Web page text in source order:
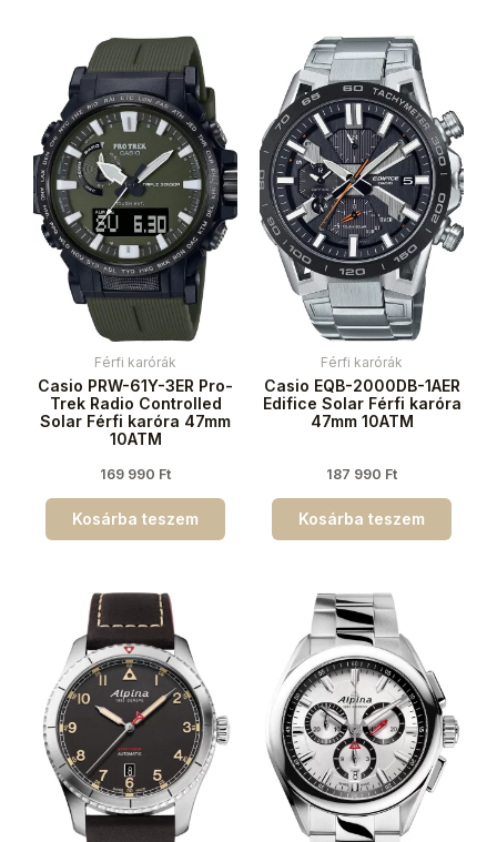
Férfi karórák
Casio PRW-61Y-3ER Pro-
Trek Radio Controlled
Solar Férfi karóra 47mm
10ATM
169 990 Ft
Kosárba teszem
Férfi karórák
Casio EQB-2000DB-1AER
Edifice Solar Férfi karóra
47mm 10ATM
187 990 Ft
Kosárba teszem